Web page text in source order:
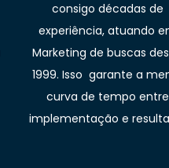
consigo décadas de
experiência, atuando
Marketing de buscas
1999. Isso garante a
curva de tempo entre
implementação e